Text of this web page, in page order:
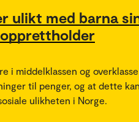
ulikt med barna
i middelklassen og
til penger, og at dette
ulikheten i Norge.